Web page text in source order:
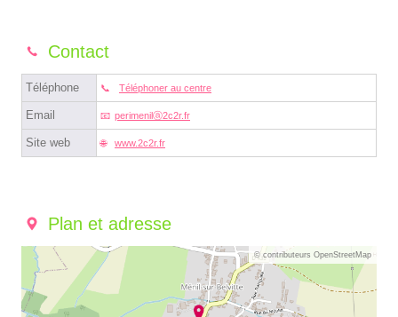
Contact
Téléphone Téléphoner au centre
Email perimenilⓐ2c2r.fr
Site web www.2c2r.fr
Plan et adresse
© contributeurs OpenStreetMap